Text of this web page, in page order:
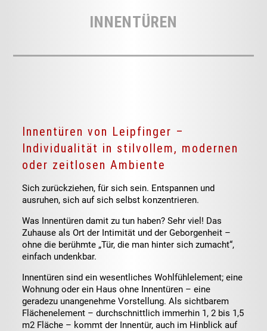
INNENTÜREN
Innentüren von Leipfinger –
Individualität in stilvollem, modernen
oder zeitlosen Ambiente
Sich zurückziehen, für sich sein. Entspannen und
ausruhen, sich auf sich selbst konzentrieren.
Was Innentüren damit zu tun haben? Sehr viel! Das
Zuhause als Ort der Intimität und der Geborgenheit –
ohne die berühmte „Tür, die man hinter sich zumacht“,
einfach undenkbar.
Innentüren sind ein wesentliches Wohlfühlelement; eine
Wohnung oder ein Haus ohne Innentüren – eine
geradezu unangenehme Vorstellung. Als sichtbarem
Flächenelement – durchschnittlich immerhin 1, 2 bis 1,5
m2 Fläche – kommt der Innentür, auch im Hinblick auf